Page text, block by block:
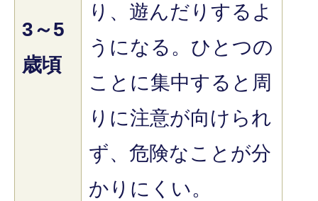
3～5
歳頃
り、遊んだりするよ
うになる。ひとつの
ことに集中すると周
りに注意が向けられ
ず、危険なことが分
かりにくい。